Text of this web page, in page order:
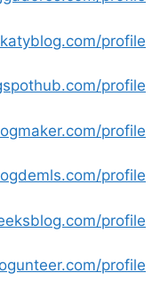
profile
profile
profile
profile
profile
profile